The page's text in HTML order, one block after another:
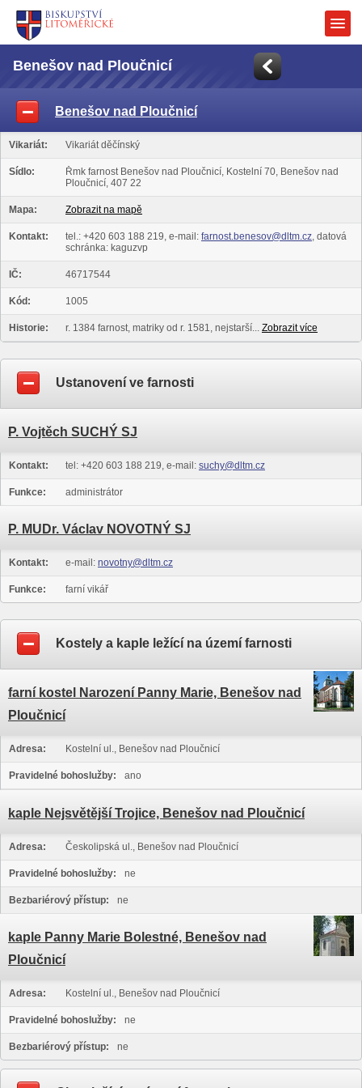
Benešov nad Ploučnicí
Benešov nad Ploučnicí
Vikariát: Vikariát děčínský
Sídlo:
Řmk farnost Benešov nad Ploučnicí, Kostelní 70, Benešov nad
Ploučnicí, 407 22
Mapa: Zobrazit na mapě
Kontakt: tel.: +420 603 188 219, e-mail: farnost.benesov@dltm.cz, datová
schránka: kaguzvp
IČ: 46717544
Kód: 1005
Historie: r. 1384 farnost, matriky od r. 1581, nejstarší... Zobrazit více
Ustanovení ve farnosti
P. Vojtěch SUCHÝ SJ
Kontakt: tel: +420 603 188 219, e-mail: suchy@dltm.cz
Funkce: administrátor
P. MUDr. Václav NOVOTNÝ SJ
Kontakt: e-mail: novotny@dltm.cz
Funkce: farní vikář
Kostely a kaple ležící na území farnosti
farní kostel Narození Panny Marie, Benešov nad
Ploučnicí
Adresa: Kostelní ul., Benešov nad Ploučnicí
Pravidelné bohoslužby: ano
kaple Nejsvětější Trojice, Benešov nad Ploučnicí
Adresa: Českolipská ul., Benešov nad Ploučnicí
Pravidelné bohoslužby: ne
Bezbariérový přístup: ne
kaple Panny Marie Bolestné, Benešov nad
Ploučnicí
Adresa: Kostelní ul., Benešov nad Ploučnicí
Pravidelné bohoslužby: ne
Bezbariérový přístup: ne